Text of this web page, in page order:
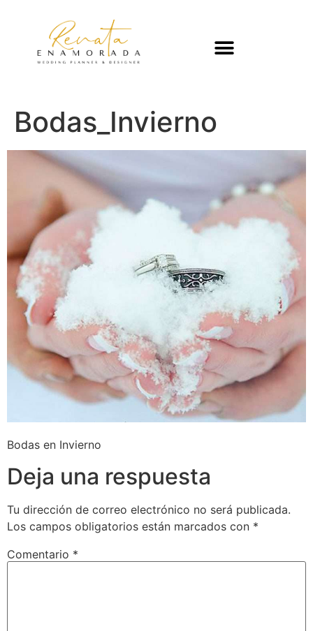
Bodas_Invierno
Bodas en Invierno
Deja una respuesta
Tu dirección de correo electrónico no será publicada.
Los campos obligatorios están marcados con *
Comentario *